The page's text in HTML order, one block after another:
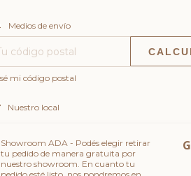
para el CP:
Medios de envío
mi código postal
Nuestro local
Showroom ADA - Podés elegir retirar
tu pedido de manera gratuita por
nuestro showroom. En cuanto tu